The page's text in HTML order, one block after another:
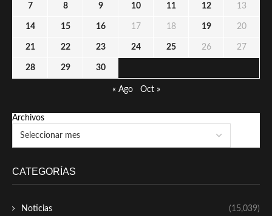
7 8 9 10 11 12 13
14 15 16 17 18 19 20
21 22 23 24 25 26 27
28 29 30
« Ago Oct »
Archivos
CATEGORÍAS
Noticias (15,039)